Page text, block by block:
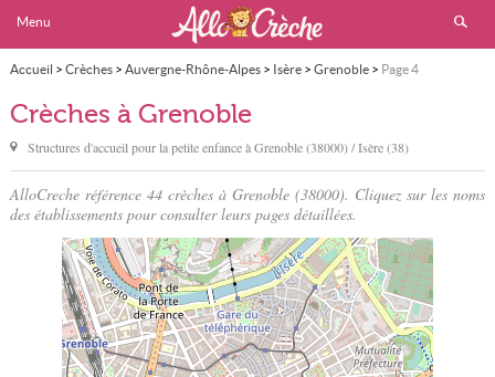
Menu
Accueil > Crèches> Auvergne-Rhône-Alpes> Isère> Grenoble> Page 4
Crèches à Grenoble
Structures d'accueil pour la petite enfance àGrenoble(38000) / Isère (38)
AlloCreche référence 44 crèches à Grenoble (38000). Cliquez sur les noms
des établissements pour consulter leurs pages détaillées.